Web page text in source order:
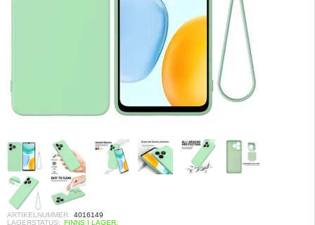
ARTIKELNUMMER: 4016149
LAGERSTATUS: FINNS I LAGER.